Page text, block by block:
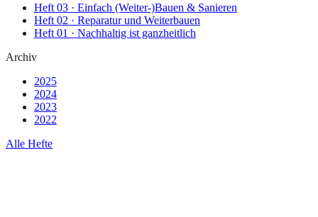
Heft 03 · Einfach (Weiter-)Bauen & Sanieren
Heft 02 · Reparatur und Weiterbauen
Heft 01 · Nachhaltig ist ganzheitlich
Archiv
2025
2024
2023
2022
Alle Hefte